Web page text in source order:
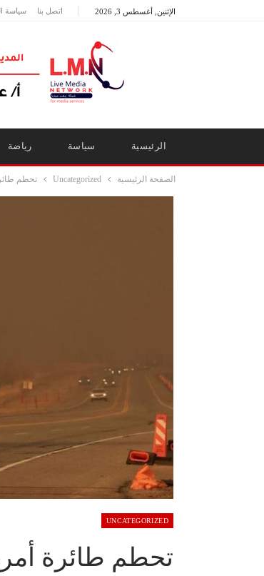
الإثنين, أغسطس 3, 2026 اتصل بنا سياسة
الرئيسية سياسة رياضة
الصفحة الرئيسية Uncategorized تحطم
UNCATEGORIZED
تحطم طائرة